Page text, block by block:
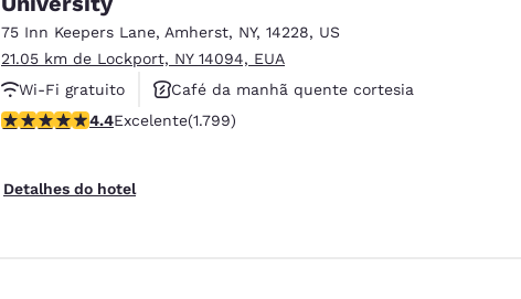
English
75 Inn Keepers Lane, Amherst, NY, 14228, US
21.05 km de Lockport, NY 14094, EUA
Wi-Fi gratuito
Café da manhã quente cortesia
Aceita animais de estimação
classificação 4.38 estrelas. Excelente. 1799 avaliações
4.4Excelente(1.799)
Detalhes do hotel